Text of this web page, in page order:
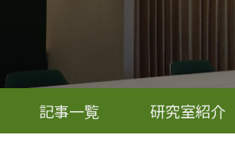
記事一覧 研究室紹介